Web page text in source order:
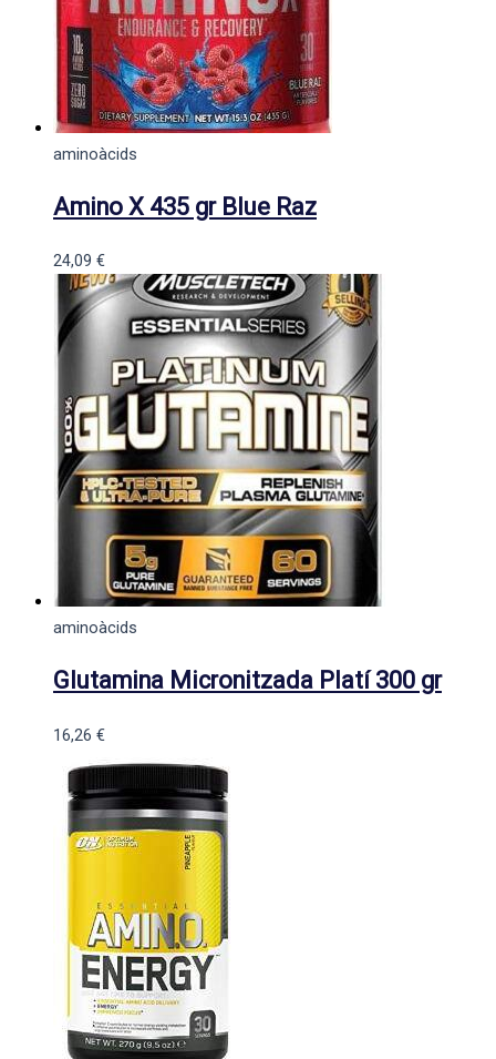
aminoàcids
Amino X 435 gr Blue Raz
24,09 €
aminoàcids
Glutamina Micronitzada Platí 300 gr
16,26 €